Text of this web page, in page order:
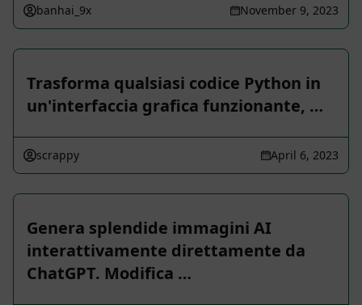
banhai_9x November 9, 2023
Trasforma qualsiasi codice Python in
un'interfaccia grafica funzionante, …
scrappy April 6, 2023
Genera splendide immagini AI
interattivamente direttamente da
ChatGPT. Modifica …